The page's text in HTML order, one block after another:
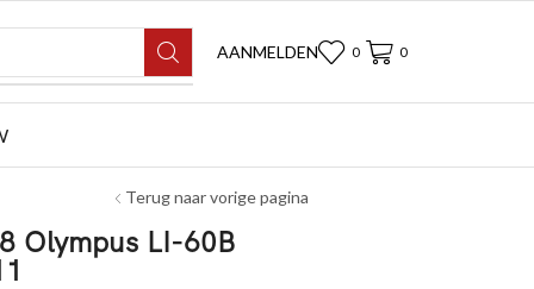
AANMELDEN 0 0
Terug naar vorige pagina
Olympus LI-60B